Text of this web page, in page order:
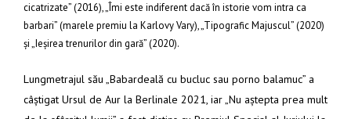
cicatrizate” (2016), „Îmi este indiferent dacă în istorie vom intra ca
barbari” (marele premiu la Karlovy Vary), „Tipografic Majuscul” (2020)
şi „Ieşirea trenurilor din gară” (2020).
Lungmetrajul său „Babardeală cu bucluc sau porno balamuc” a
câştigat Ursul de Aur la Berlinale 2021, iar „Nu aştepta prea mult